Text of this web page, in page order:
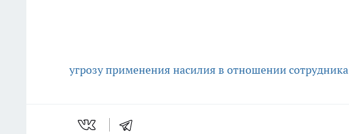
угрозу применения насилия в отношении сотрудника